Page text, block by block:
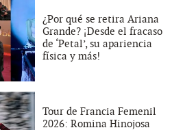
¿Por qué se retira Ariana
Grande? ¡Desde el fracaso
de ‘Petal’, su apariencia
física y más!
Tour de Francia Femenil
2026: Romina Hinojosa